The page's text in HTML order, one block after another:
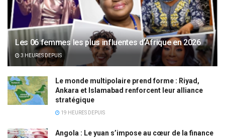
Les 06 femmes les plus influentes d’Afrique en 2026
3 HEURES DEPUIS
Le monde multipolaire prend forme : Riyad,
Ankara et Islamabad renforcent leur alliance
stratégique
19 HEURES DEPUIS
Angola : Le yuan s’impose au cœur de la finance